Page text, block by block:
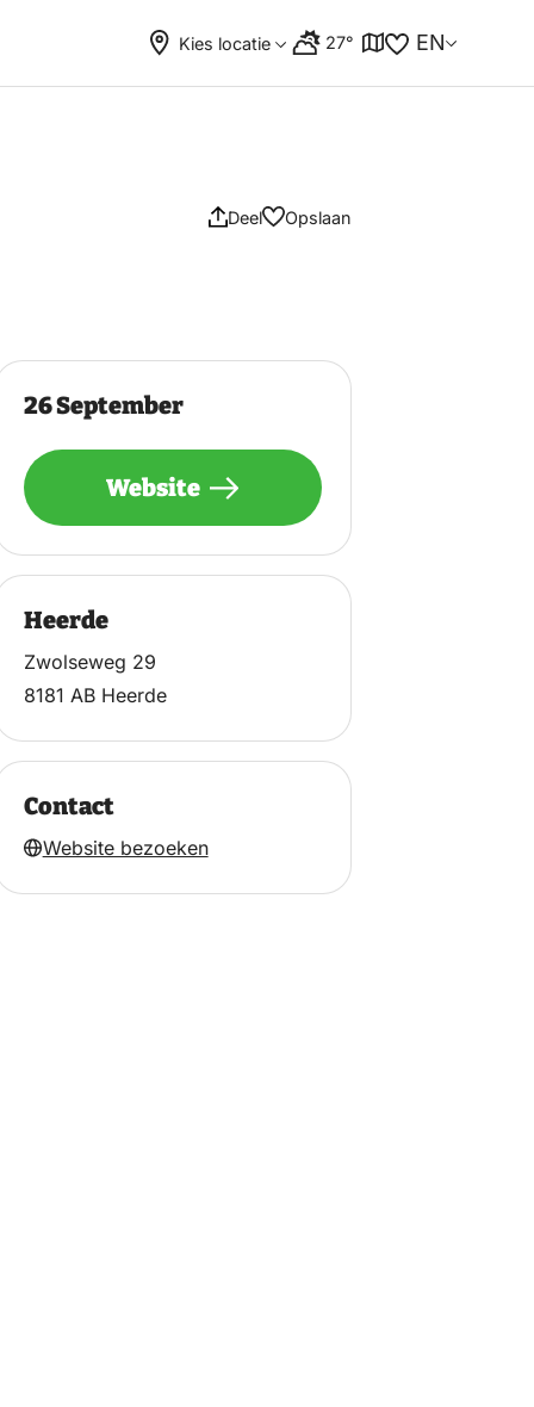
Kies locatie 27° EN
Deel Opslaan
26 September
Website
Heerde
Zwolseweg 29
8181 AB Heerde
Contact
Website bezoeken